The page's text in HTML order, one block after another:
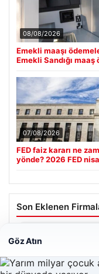
08/08/2026
Emekli maaşı
Emekli Sandığı
07/08/2026
FED faiz kararı ne
yönde? 2026 FED
Son Eklenen
Enes Kaplan
Göz Atın